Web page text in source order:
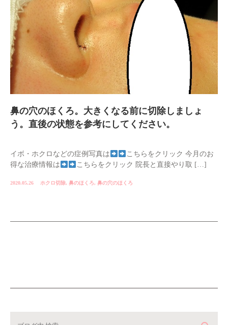
鼻の穴のほくろ。大きくなる前に切除しましょ
う。直後の状態を参考にしてください。
イボ・ホクロなどの症例写真は
こちらをクリック 今月のお
得な治療情報は
こちらをクリック 院長と直接やり取 […]
2020.05.26 ホクロ切除, 鼻のほくろ, 鼻の穴のほくろ